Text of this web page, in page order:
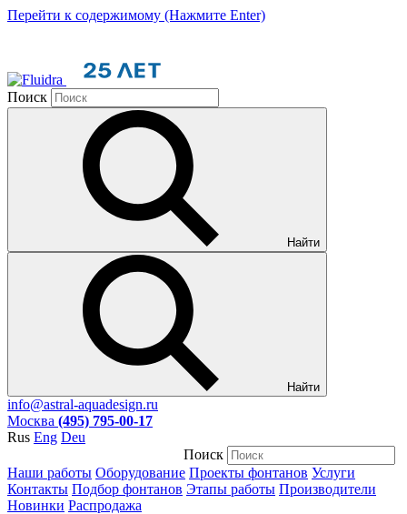
Перейти к содержимому (Нажмите Enter)
Поиск
Найти
Найти
info@astral-aquadesign.ru
Москва (495) 795-00-17
Rus Eng Deu
Поиск
Наши работы Оборудование Проекты фонтанов Услуги
Контакты Подбор фонтанов Этапы работы Производители
Новинки Распродажа